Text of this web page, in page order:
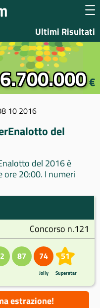
Ultimi Risultati
€
10 2016
del
del 2016 è
20:00. I numeri
Concorso n.121
87 74
Jolly
51
Superstar
estrazione!